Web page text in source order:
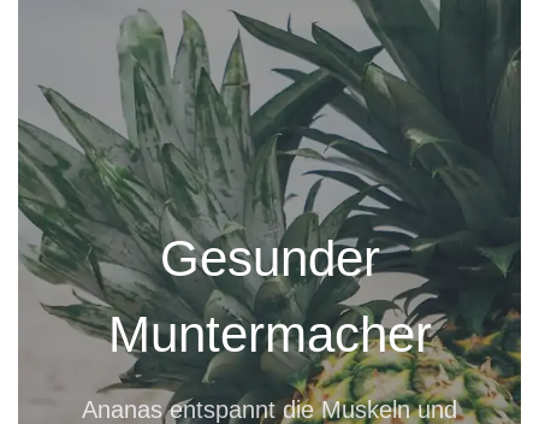
Gesunder
Muntermacher
Ananas entspannt die Muskeln und